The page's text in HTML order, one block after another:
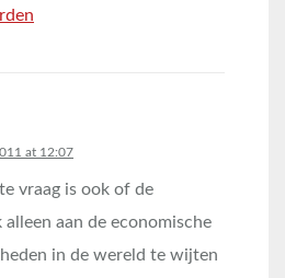
at 12:07
vraag is ook of de
alleen aan de economische
in de wereld te wijten